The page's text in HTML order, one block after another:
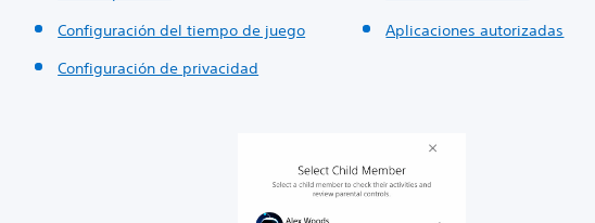
Configuración del tiempo de juego
Configuración de privacidad
Aplicaciones autorizadas